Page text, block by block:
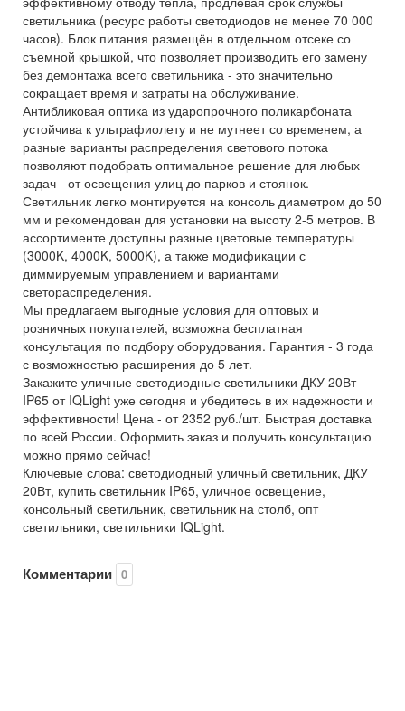
светильника (ресурс работы светодиодов не менее 70 000
часов). Блок питания размещён в отдельном отсеке со
съемной крышкой, что позволяет производить его замену
без демонтажа всего светильника - это значительно
сокращает время и затраты на обслуживание.
Антибликовая оптика из ударопрочного поликарбоната
устойчива к ультрафиолету и не мутнеет со временем, а
разные варианты распределения светового потока
позволяют подобрать оптимальное решение для любых
задач - от освещения улиц до парков и стоянок.
Светильник легко монтируется на консоль диаметром до 50
мм и рекомендован для установки на высоту 2-5 метров. В
ассортименте доступны разные цветовые температуры
(3000K, 4000K, 5000K), а также модификации с
диммируемым управлением и вариантами
светораспределения.
Мы предлагаем выгодные условия для оптовых и
розничных покупателей, возможна бесплатная
консультация по подбору оборудования. Гарантия - 3 года
с возможностью расширения до 5 лет.
Закажите уличные светодиодные светильники ДКУ 20Вт
IP65 от IQLight уже сегодня и убедитесь в их надежности и
эффективности! Цена - от 2352 руб./шт. Быстрая доставка
по всей России. Оформить заказ и получить консультацию
можно прямо сейчас!
Ключевые слова: светодиодный уличный светильник, ДКУ
20Вт, купить светильник IP65, уличное освещение,
консольный светильник, светильник на столб, опт
светильники, светильники IQLight.
Комментарии 0